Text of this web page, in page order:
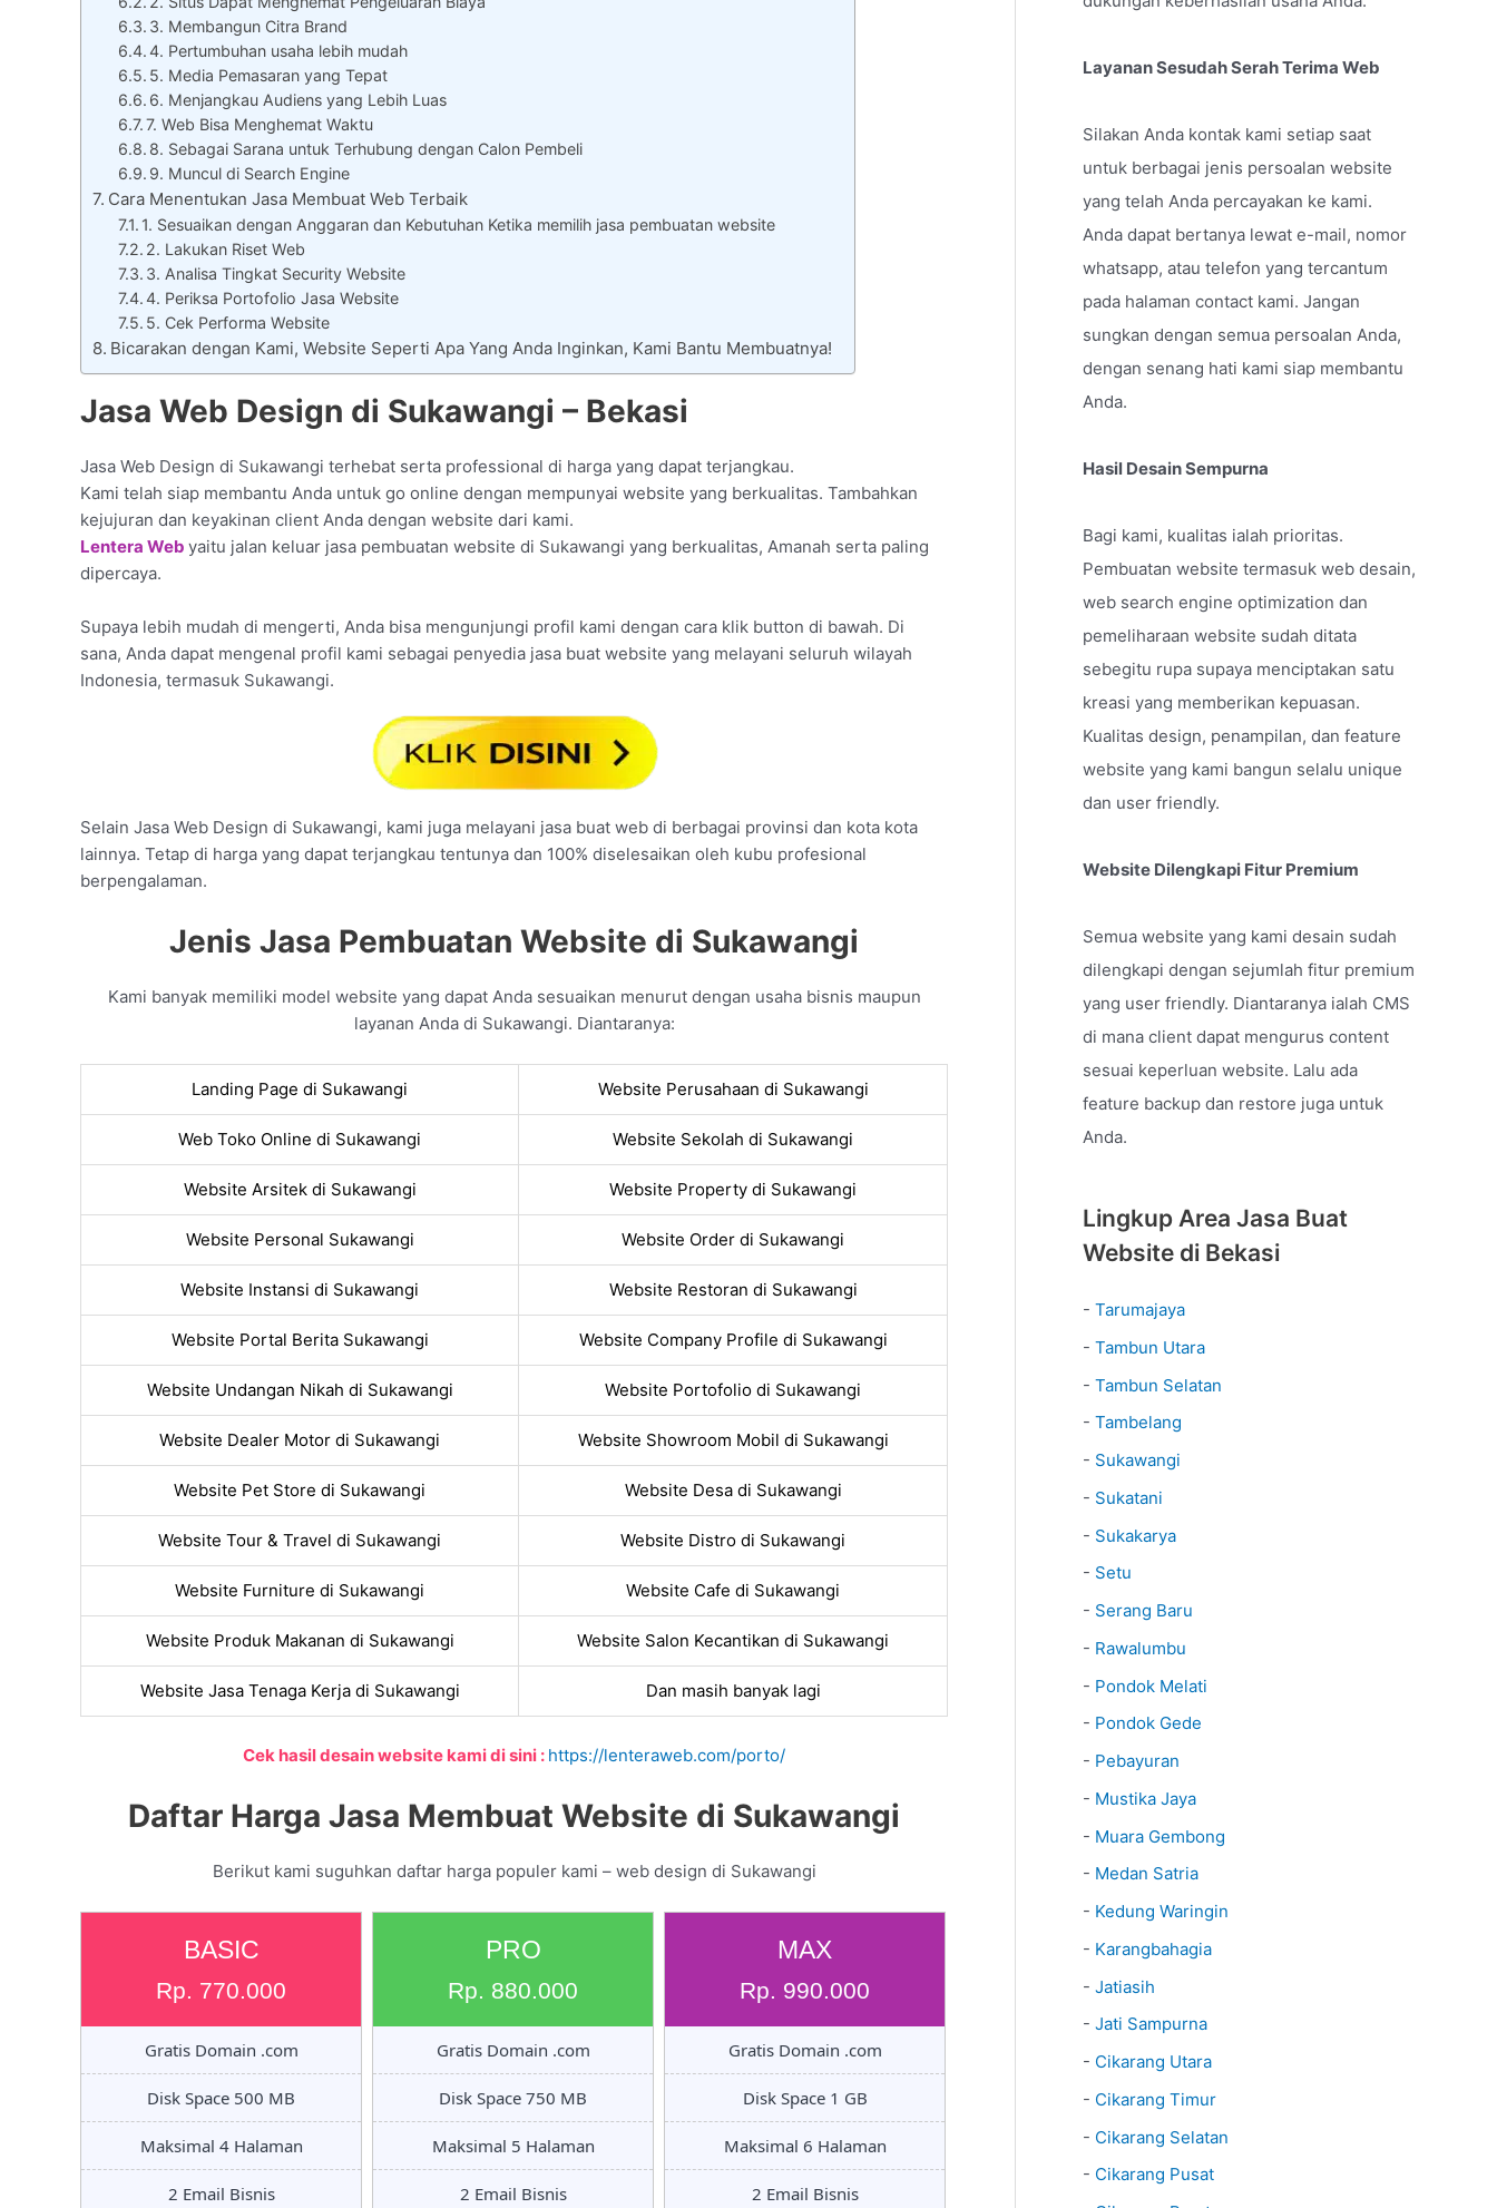
3. Membangun Citra Brand
4. Pertumbuhan usaha lebih mudah
5. Media Pemasaran yang Tepat
6. Menjangkau Audiens yang Lebih Luas
7. Web Bisa Menghemat Waktu
8. Sebagai Sarana untuk Terhubung dengan Calon Pembeli
9. Muncul di Search Engine
Cara Menentukan Jasa Membuat Web Terbaik
1. Sesuaikan dengan Anggaran dan Kebutuhan Ketika memilih jasa pembuatan website
2. Lakukan Riset Web
3. Analisa Tingkat Security Website
4. Periksa Portofolio Jasa Website
5. Cek Performa Website
Bicarakan dengan Kami, Website Seperti Apa Yang Anda Inginkan, Kami Bantu Membuatnya!
Jasa Web Design di Sukawangi – Bekasi
Jasa Web Design di Sukawangi terhebat serta professional di harga yang dapat terjangkau.
Kami telah siap membantu Anda untuk go online dengan mempunyai website yang berkualitas. Tambahkan
kejujuran dan keyakinan client Anda dengan website dari kami.
Lentera Web yaitu jalan keluar jasa pembuatan website di Sukawangi yang berkualitas, Amanah serta paling
dipercaya.
Supaya lebih mudah di mengerti, Anda bisa mengunjungi profil kami dengan cara klik button di bawah. Di
sana, Anda dapat mengenal profil kami sebagai penyedia jasa buat website yang melayani seluruh wilayah
Indonesia, termasuk Sukawangi.
Selain Jasa Web Design di Sukawangi, kami juga melayani jasa buat web di berbagai provinsi dan kota kota
lainnya. Tetap di harga yang dapat terjangkau tentunya dan 100% diselesaikan oleh kubu profesional
berpengalaman.
Jenis Jasa Pembuatan Website di Sukawangi
Kami banyak memiliki model website yang dapat Anda sesuaikan menurut dengan usaha bisnis maupun
layanan Anda di Sukawangi. Diantaranya:
Landing Page di Sukawangi Website Perusahaan di Sukawangi
Web Toko Online di Sukawangi Website Sekolah di Sukawangi
Website Arsitek di Sukawangi Website Property di Sukawangi
Website Personal Sukawangi Website Order di Sukawangi
Website Instansi di Sukawangi Website Restoran di Sukawangi
Website Portal Berita Sukawangi Website Company Profile di Sukawangi
Website Undangan Nikah di Sukawangi Website Portofolio di Sukawangi
Website Dealer Motor di Sukawangi Website Showroom Mobil di Sukawangi
Website Pet Store di Sukawangi Website Desa di Sukawangi
Website Tour & Travel di Sukawangi Website Distro di Sukawangi
Website Furniture di Sukawangi Website Cafe di Sukawangi
Website Produk Makanan di Sukawangi Website Salon Kecantikan di Sukawangi
Website Jasa Tenaga Kerja di Sukawangi Dan masih banyak lagi
Cek hasil desain website kami di sini : https://lenteraweb.com/porto/
Daftar Harga Jasa Membuat Website di Sukawangi
Berikut kami suguhkan daftar harga populer kami – web design di Sukawangi
BASIC
Rp. 770.000
Gratis Domain .com
Disk Space 500 MB
Maksimal 4 Halaman
2 Email Bisnis
PRO
Rp. 880.000
Gratis Domain .com
Disk Space 750 MB
Maksimal 5 Halaman
2 Email Bisnis
MAX
Rp. 990.000
Gratis Domain .com
Disk Space 1 GB
Maksimal 6 Halaman
2 Email Bisnis
Layanan Sesudah Serah Terima Web
Silakan Anda kontak kami setiap saat
untuk berbagai jenis persoalan website
yang telah Anda percayakan ke kami.
Anda dapat bertanya lewat e-mail, nomor
whatsapp, atau telefon yang tercantum
pada halaman contact kami. Jangan
sungkan dengan semua persoalan Anda,
dengan senang hati kami siap membantu
Anda.
Hasil Desain Sempurna
Bagi kami, kualitas ialah prioritas.
Pembuatan website termasuk web desain,
web search engine optimization dan
pemeliharaan website sudah ditata
sebegitu rupa supaya menciptakan satu
kreasi yang memberikan kepuasan.
Kualitas design, penampilan, dan feature
website yang kami bangun selalu unique
dan user friendly.
Website Dilengkapi Fitur Premium
Semua website yang kami desain sudah
dilengkapi dengan sejumlah fitur premium
yang user friendly. Diantaranya ialah CMS
di mana client dapat mengurus content
sesuai keperluan website. Lalu ada
feature backup dan restore juga untuk
Anda.
Lingkup Area Jasa Buat
Website di Bekasi
- Tarumajaya
- Tambun Utara
- Tambun Selatan
- Tambelang
- Sukawangi
- Sukatani
- Sukakarya
- Setu
- Serang Baru
- Rawalumbu
- Pondok Melati
- Pondok Gede
- Pebayuran
- Mustika Jaya
- Muara Gembong
- Medan Satria
- Kedung Waringin
- Karangbahagia
- Jatiasih
- Jati Sampurna
- Cikarang Utara
- Cikarang Timur
- Cikarang Selatan
- Cikarang Pusat